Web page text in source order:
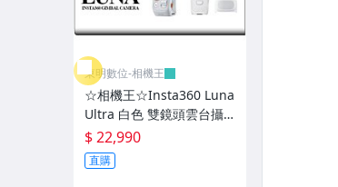
腳架、雲台-CAVIX
腳架、雲台-其它廠牌
閃光燈-Sony
東明數位-相機王
☆相機王☆Insta360 Luna
Ultra 白色 雙鏡頭雲台攝
影機〔標準套組〕先創公
司貨 (2)
$ 22,990
直購